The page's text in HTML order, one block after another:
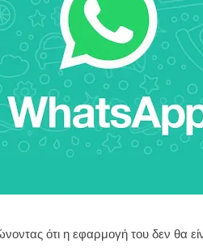
ότι η εφαρμογή του δεν θα